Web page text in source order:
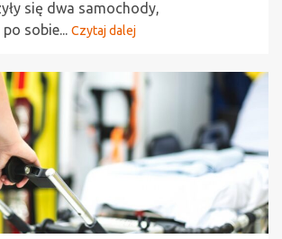
się dwa samochody,
sobie... Czytaj dalej